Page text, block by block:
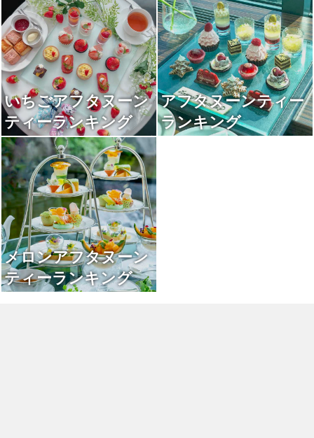
いちごアフタヌーン
ティーランキング
アフタヌーンティー
ランキング
メロンアフタヌーン
ティーランキング